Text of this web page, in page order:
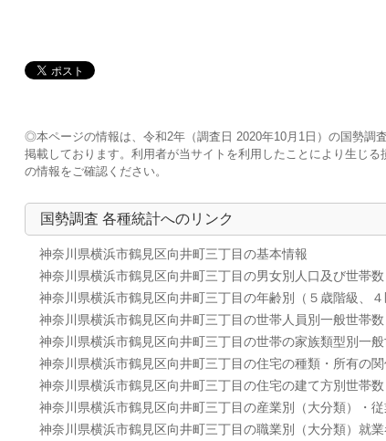
◎本ページの情報は、令和2年（調査日 2020年10月1日）の国勢調
掲載しております。利用者が当サイトを利用したことにより生じ
の情報をご確認ください。
国勢調査 各種統計へのリンク
神奈川県横浜市鶴見区向井町三丁目の基本情報
神奈川県横浜市鶴見区向井町三丁目の男女別人口及び世帯数
神奈川県横浜市鶴見区向井町三丁目の年齢別（５歳階級、
神奈川県横浜市鶴見区向井町三丁目の世帯人員別一般世帯数
神奈川県横浜市鶴見区向井町三丁目の世帯の家族類型別一
神奈川県横浜市鶴見区向井町三丁目の住宅の種類・所有の
神奈川県横浜市鶴見区向井町三丁目の住宅の建て方別世帯数
神奈川県横浜市鶴見区向井町三丁目の産業別（大分類）・
神奈川県横浜市鶴見区向井町三丁目の職業別（大分類）就業